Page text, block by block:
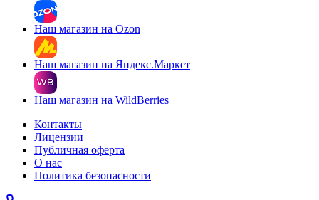
Наш магазин на Ozon
Наш магазин на Яндекс.Маркет
Наш магазин на WildBerries
Контакты
Лицензии
Публичная оферта
О нас
Политика безопасности